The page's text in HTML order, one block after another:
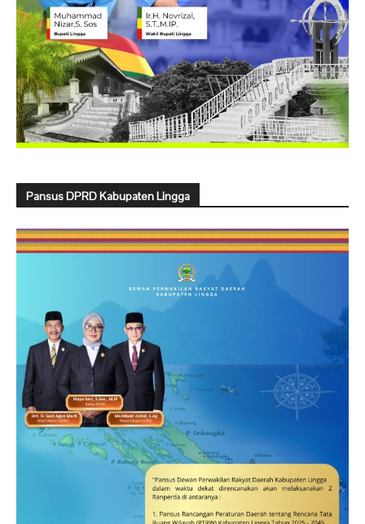
Pansus DPRD Kabupaten Lingga